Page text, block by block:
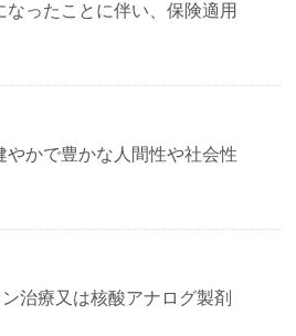
ったことに伴い、保険適用
やかで豊かな人間性や社会性
治療又は核酸アナログ製剤